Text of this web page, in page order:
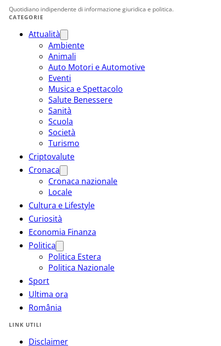
Quotidiano indipendente di informazione giuridica e politica.
CATEGORIE
Attualità
Ambiente
Animali
Auto Motori e Automotive
Eventi
Musica e Spettacolo
Salute Benessere
Sanità
Scuola
Società
Turismo
Criptovalute
Cronaca
Cronaca nazionale
Locale
Cultura e Lifestyle
Curiosità
Economia Finanza
Politica
Politica Estera
Politica Nazionale
Sport
Ultima ora
România
LINK UTILI
Disclaimer